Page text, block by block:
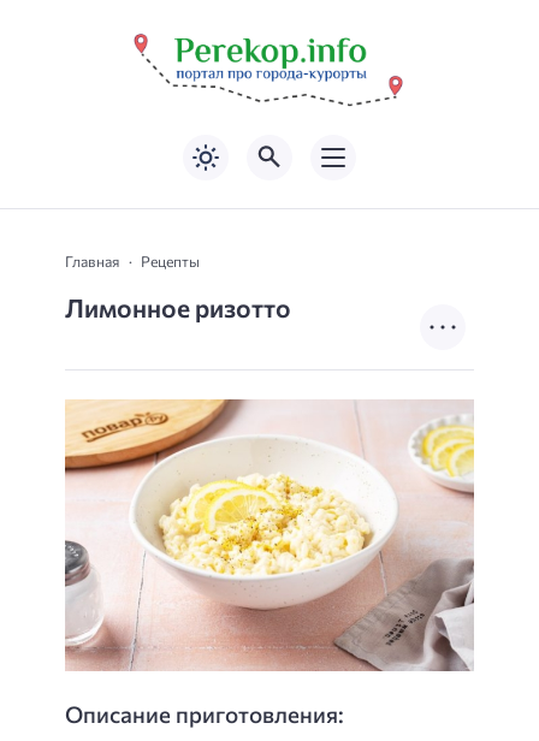
Главная Рецепты
Лимонное ризотто
Описание приготовления: